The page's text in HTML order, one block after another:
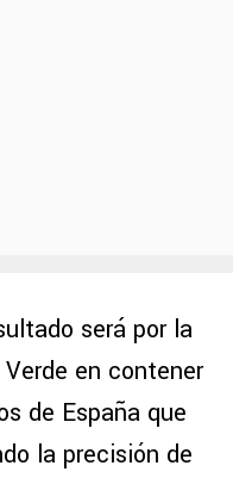
será por la
en contener
de España que
la precisión de